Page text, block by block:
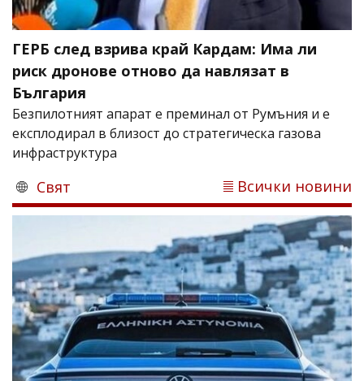
ГЕРБ след взрива край Кардам: Има ли
риск дронове отново да навлязат в
България
Безпилотният апарат е преминал от Румъния и е
експлодирал в близост до стратегическа газова
инфраструктура
Свят Всички новини